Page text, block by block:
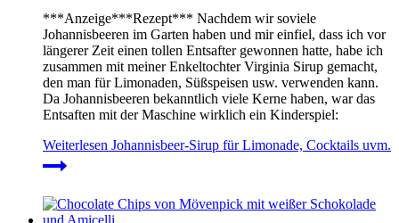
***Anzeige***Rezept*** Nachdem wir soviele
Johannisbeeren im Garten haben und mir einfiel, dass ich vor
längerer Zeit einen tollen Entsafter gewonnen hatte, habe ich
zusammen mit meiner Enkeltochter Virginia Sirup gemacht,
den man für Limonaden, Süßspeisen usw. verwenden kann.
Da Johannisbeeren bekanntlich viele Kerne haben, war das
Entsaften mit der Maschine wirklich ein Kinderspiel:
Weiterlesen Johannisbeer-Sirup für Limonade, Cocktails uvm.